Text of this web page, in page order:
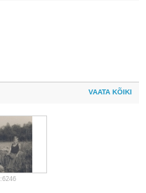
VAATA KÕIKI